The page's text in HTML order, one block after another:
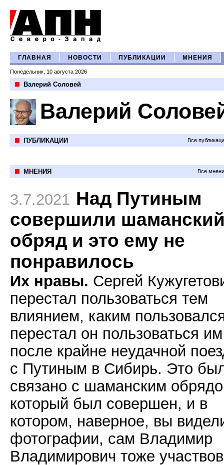
ГЛАВНАЯ НОВОСТИ ПУБЛИКАЦИИ МНЕНИЯ
Понедельник, 10 августа 2026
Валерий Соловей
Валерий
ПУБЛИКАЦИИ Все
МНЕНИЯ Все
3.7.2021 Над Путиным
совершили
обряд и это ему не
понравилось
Их нравы. Сергей
перестал пользоваться тем
влиянием, каким
перестал он пользоваться им
после крайне неудачной
с Путиным в Сибирь. Это
связано с шаманским
который был совершен, и в
котором, наверное, вы
фотографии, сам Владимир
Владимирович тоже